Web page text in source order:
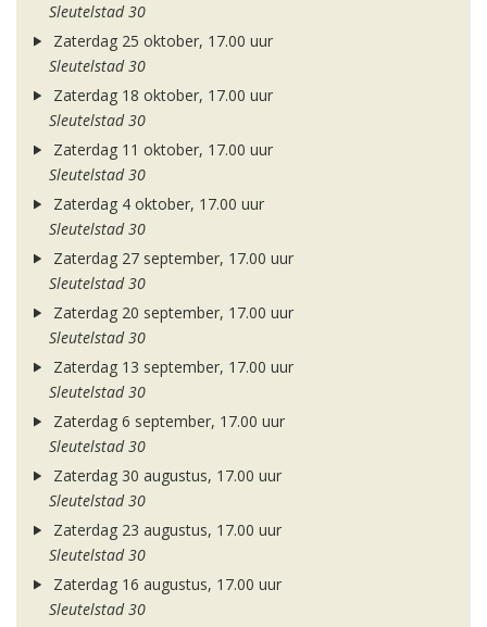
Sleutelstad 30
Zaterdag 25 oktober, 17.00 uur
Sleutelstad 30
Zaterdag 18 oktober, 17.00 uur
Sleutelstad 30
Zaterdag 11 oktober, 17.00 uur
Sleutelstad 30
Zaterdag 4 oktober, 17.00 uur
Sleutelstad 30
Zaterdag 27 september, 17.00 uur
Sleutelstad 30
Zaterdag 20 september, 17.00 uur
Sleutelstad 30
Zaterdag 13 september, 17.00 uur
Sleutelstad 30
Zaterdag 6 september, 17.00 uur
Sleutelstad 30
Zaterdag 30 augustus, 17.00 uur
Sleutelstad 30
Zaterdag 23 augustus, 17.00 uur
Sleutelstad 30
Zaterdag 16 augustus, 17.00 uur
Sleutelstad 30